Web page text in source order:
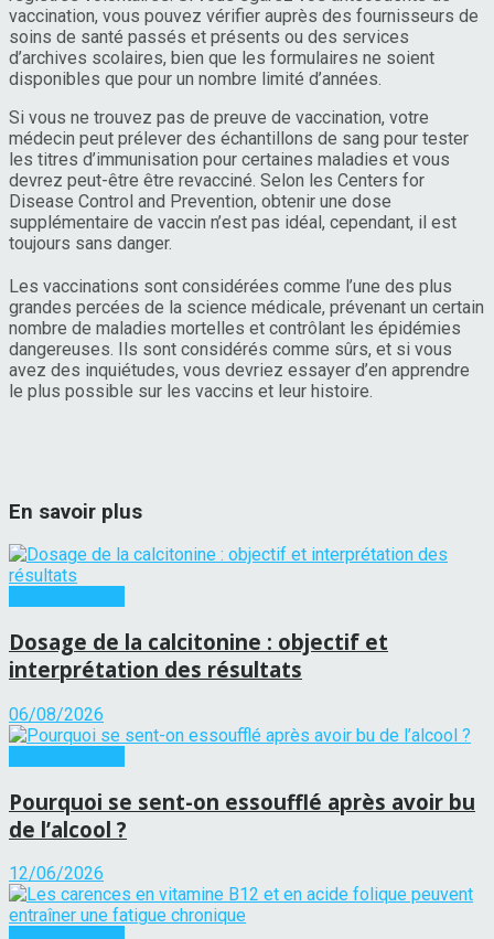
vaccination, vous pouvez vérifier auprès des fournisseurs de
soins de santé passés et présents ou des services
d’archives scolaires, bien que les formulaires ne soient
disponibles que pour un nombre limité d’années.
Si vous ne trouvez pas de preuve de vaccination, votre
médecin peut prélever des échantillons de sang pour tester
les titres d’immunisation pour certaines maladies et vous
devrez peut-être être revacciné. Selon les Centers for
Disease Control and Prevention, obtenir une dose
supplémentaire de vaccin n’est pas idéal, cependant, il est
toujours sans danger.
Les vaccinations sont considérées comme l’une des plus
grandes percées de la science médicale, prévenant un certain
nombre de maladies mortelles et contrôlant les épidémies
dangereuses. Ils sont considérés comme sûrs, et si vous
avez des inquiétudes, vous devriez essayer d’en apprendre
le plus possible sur les vaccins et leur histoire.
En savoir plus
Dosage de la calcitonine : objectif et
interprétation des résultats
06/08/2026
Pourquoi se sent-on essoufflé après avoir bu
de l’alcool ?
12/06/2026